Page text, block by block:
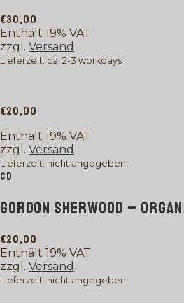
€30,00
Enthält 19% VAT
zzgl. Versand
Lieferzeit: ca. 2-3 workdays
€20,00
Enthält 19% VAT
zzgl. Versand
Lieferzeit: nicht angegeben
CD
GORDON SHERWOOD –
€20,00
Enthält 19% VAT
zzgl. Versand
Lieferzeit: nicht angegeben